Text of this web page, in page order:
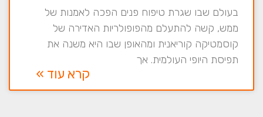
בעולם שבו שגרת טיפוח פנים הפכה לאמנות של
ממש, קשה להתעלם מהפופולריות האדירה של
קוסמטיקה קוריאנית ומהאופן שבו היא משנה את
תפיסת היופי העולמית. אך
קרא עוד »